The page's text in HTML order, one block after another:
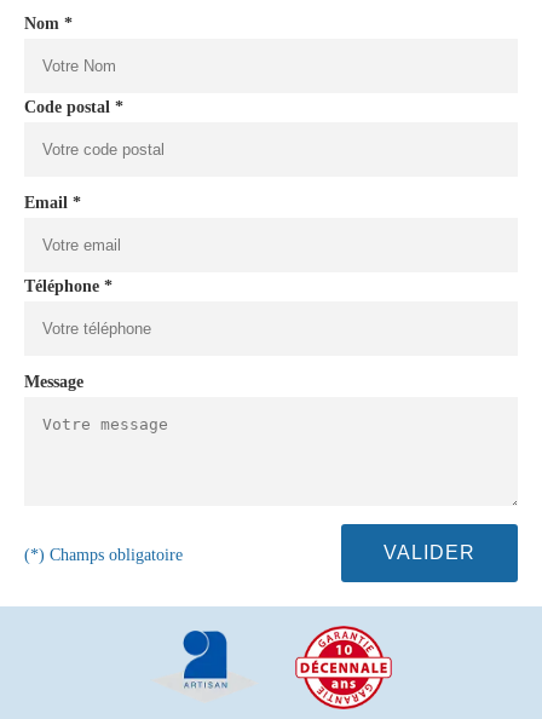
Nom *
Code postal *
Email *
Téléphone *
Message
(*) Champs obligatoire